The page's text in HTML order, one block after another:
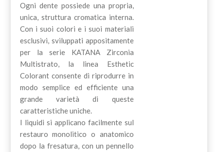
Ogni dente possiede una propria,
unica, struttura cromatica interna.
Con i suoi colori e i suoi materiali
esclusivi, sviluppati appositamente
per la serie KATANA Zirconia
Multistrato, la linea Esthetic
Colorant consente di riprodurre in
modo semplice ed efficiente una
grande varietà di queste
caratteristiche uniche.
I liquidi si applicano facilmente sul
restauro monolitico o anatomico
dopo la fresatura, con un pennello